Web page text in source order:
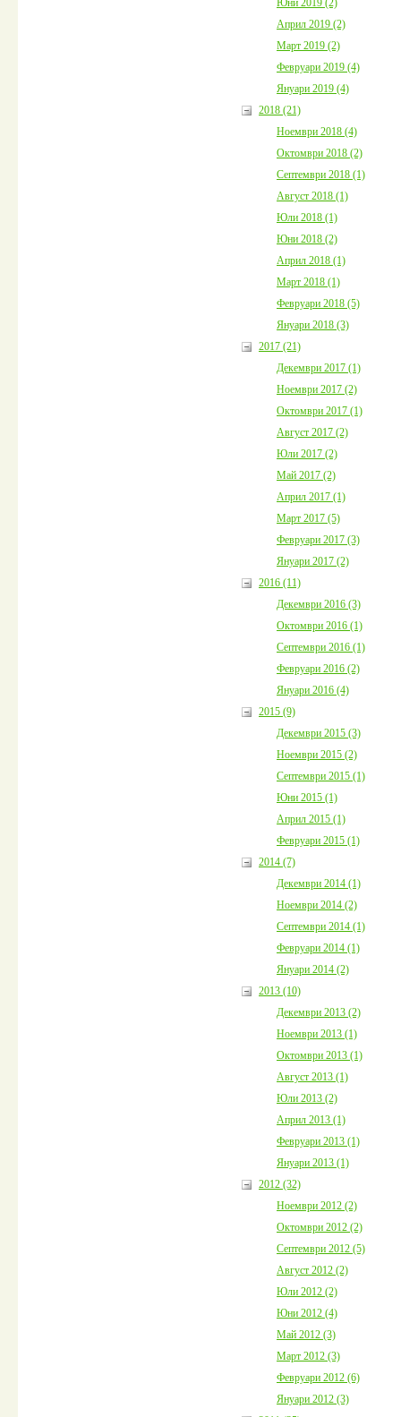
Април 2019 (2)
Март 2019 (2)
Февруари 2019 (4)
Януари 2019 (4)
2018 (21)
Ноември 2018 (4)
Октомври 2018 (2)
Септември 2018 (1)
Август 2018 (1)
Юли 2018 (1)
Юни 2018 (2)
Април 2018 (1)
Март 2018 (1)
Февруари 2018 (5)
Януари 2018 (3)
2017 (21)
Декември 2017 (1)
Ноември 2017 (2)
Октомври 2017 (1)
Август 2017 (2)
Юли 2017 (2)
Май 2017 (2)
Април 2017 (1)
Март 2017 (5)
Февруари 2017 (3)
Януари 2017 (2)
2016 (11)
Декември 2016 (3)
Октомври 2016 (1)
Септември 2016 (1)
Февруари 2016 (2)
Януари 2016 (4)
2015 (9)
Декември 2015 (3)
Ноември 2015 (2)
Септември 2015 (1)
Юни 2015 (1)
Април 2015 (1)
Февруари 2015 (1)
2014 (7)
Декември 2014 (1)
Ноември 2014 (2)
Септември 2014 (1)
Февруари 2014 (1)
Януари 2014 (2)
2013 (10)
Декември 2013 (2)
Ноември 2013 (1)
Октомври 2013 (1)
Август 2013 (1)
Юли 2013 (2)
Април 2013 (1)
Февруари 2013 (1)
Януари 2013 (1)
2012 (32)
Ноември 2012 (2)
Октомври 2012 (2)
Септември 2012 (5)
Август 2012 (2)
Юли 2012 (2)
Юни 2012 (4)
Май 2012 (3)
Март 2012 (3)
Февруари 2012 (6)
Януари 2012 (3)